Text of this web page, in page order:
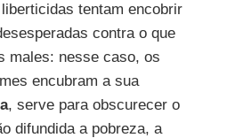
tentam encobrir
contra o que
males: nesse caso, os
encubram a sua
, serve para obscurecer o
difundida a pobreza, a